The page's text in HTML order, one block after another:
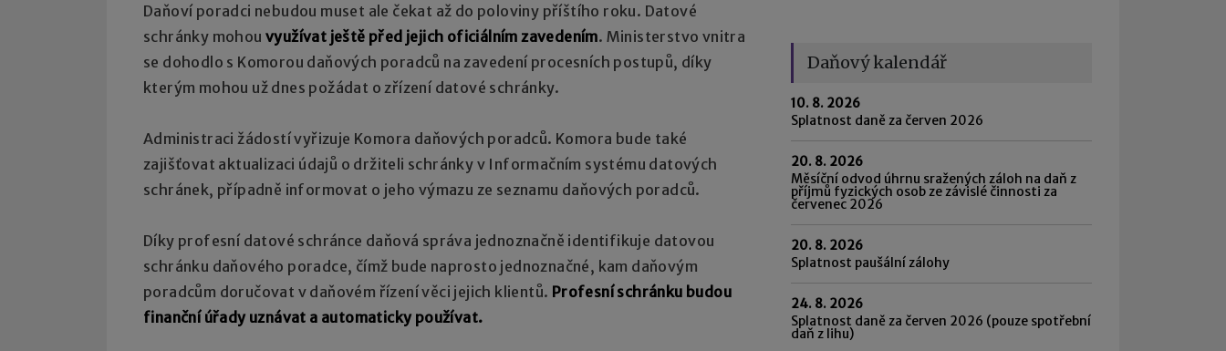
Daňoví poradci nebudou muset ale čekat až do poloviny příštího roku. Datové
schránky mohou využívat ještě před jejich oficiálním zavedením. Ministerstvo vnitra
se dohodlo s Komorou daňových poradců na zavedení procesních postupů, díky
kterým mohou už dnes požádat o zřízení datové schránky.
Administraci žádostí vyřizuje Komora daňových poradců. Komora bude také
zajišťovat aktualizaci údajů o držiteli schránky v Informačním systému datových
schránek, případně informovat o jeho výmazu ze seznamu daňových poradců.
Díky profesní datové schránce daňová správa jednoznačně identifikuje datovou
schránku daňového poradce, čímž bude naprosto jednoznačné, kam daňovým
poradcům doručovat v daňovém řízení věci jejich klientů. Profesní schránku budou
finanční úřady uznávat a automaticky používat.
Daňový kalendář
10. 8. 2026
Splatnost daně za červen 2026
20. 8. 2026
Měsíční odvod úhrnu sražených záloh na daň z
příjmů fyzických osob ze závislé činnosti za
červenec 2026
20. 8. 2026
Splatnost paušální zálohy
24. 8. 2026
Splatnost daně za červen 2026 (pouze spotřební
daň z lihu)